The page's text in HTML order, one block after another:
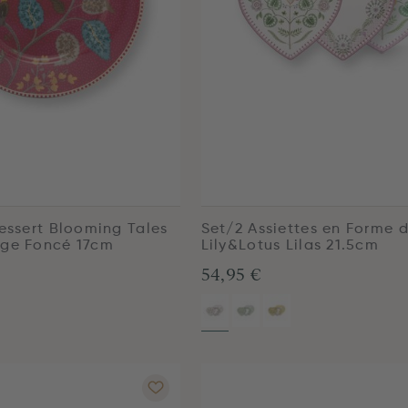
Blooming Tales
Foncé 17cm
Set/2 Assiettes en Forme
Lily&Lotus Lilas 21.5cm
54,95 €